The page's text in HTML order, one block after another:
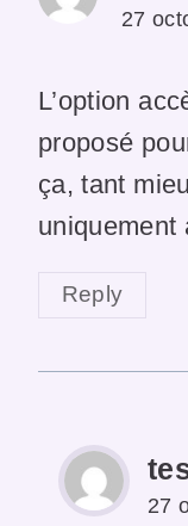
27
L’option
proposé
ça, tant
uniquement
Reply
27